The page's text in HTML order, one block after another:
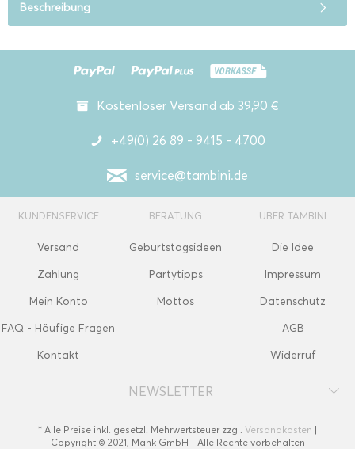
Beschreibung
Kostenloser Versand ab 39,90 €
+49(0) 26 89 - 9415 - 4700
service@tambini.de
KUNDENSERVICE
Versand
Zahlung
Mein Konto
FAQ - Häufige Fragen
Kontakt
BERATUNG
Geburtstagsideen
Partytipps
Mottos
ÜBER TAMBINI
Die Idee
Impressum
Datenschutz
AGB
Widerruf
NEWSLETTER
* Alle Preise inkl. gesetzl. Mehrwertsteuer zzgl. Versandkosten |
Copyright © 2021, Mank GmbH - Alle Rechte vorbehalten